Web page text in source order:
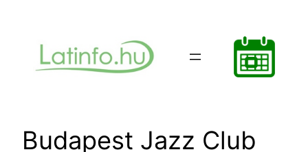
tartalomhoz
Budapest Jazz Club